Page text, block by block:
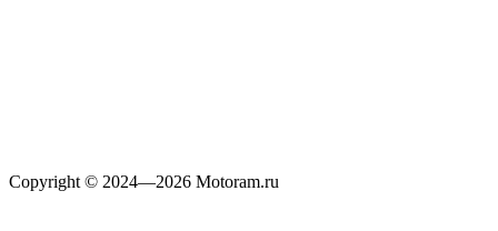
Copyright © 2024—2026 Motoram.ru